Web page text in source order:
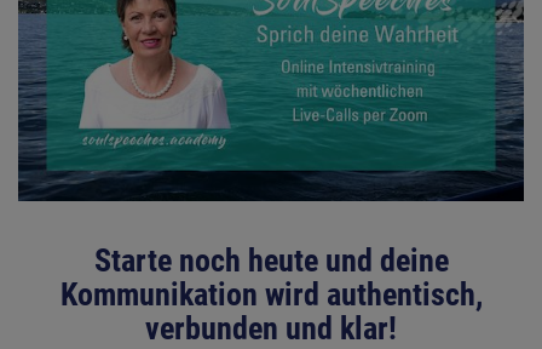
Starte noch heute und deine
Kommunikation wird authentisch,
verbunden und klar!